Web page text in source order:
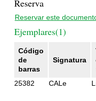
Reserva
Reservar este
Ejemplares(1)
Código
de
barras
Signatura
25382
CALe